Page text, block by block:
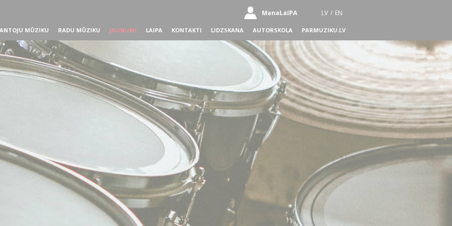
ManaLaIPA LV / EN
MŪZIKU RADU MŪZIKU JAUNUMI LAIPA KONTAKTI LIDZSKANA AUTORSKOLA PARMUZIKU.LV